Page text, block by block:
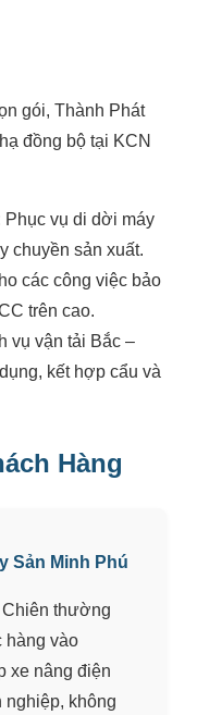
gói, Thành Phát
đồng bộ tại KCN
Phục vụ di dời máy
chuyền sản xuất.
các công việc bảo
trên cao.
vụ vận tải Bắc –
kết hợp cẩu và
Hàng
Sản Minh Phú
Chiên thường
hàng vào
xe nâng điện
nghiệp, không